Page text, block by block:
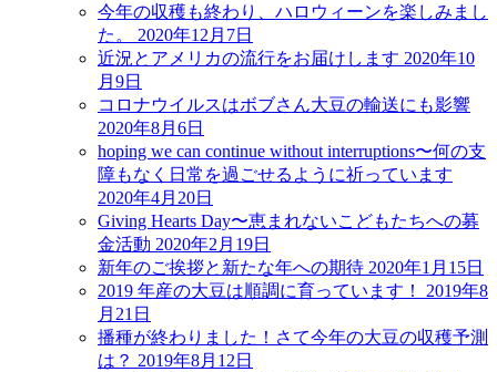
今年の収穫も終わり、ハロウィーンを楽しみまし
た。
2020年12月7日
近況とアメリカの流行をお届けします 2020年10
月9日
コロナウイルスはボブさん大豆の輸送にも影響
2020年8月6日
hoping we can continue without interruptions〜何の支
障もなく日常を過ごせるように祈っています
2020年4月20日
Giving Hearts Day〜恵まれないこどもたちへの募
金活動 2020年2月19日
新年のご挨拶と新たな年への期待 2020年1月15日
2019 年産の大豆は順調に育っています！
2019年8
月21日
播種が終わりました！さて今年の大豆の収穫予測
は？ 2019年8月12日